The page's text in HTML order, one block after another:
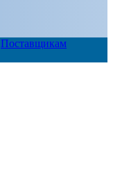
Поставщикам